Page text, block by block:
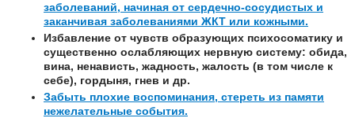
заболеваний, начиная от сердечно-сосудистых и
заканчивая заболеваниями ЖКТ или кожными.
Избавление от чувств образующих психосоматику и
существенно ослабляющих нервную систему: обида,
вина, ненависть, жадность, жалость (в том числе к
себе), гордыня, гнев и др.
Забыть плохие воспоминания, стереть из памяти
нежелательные события.